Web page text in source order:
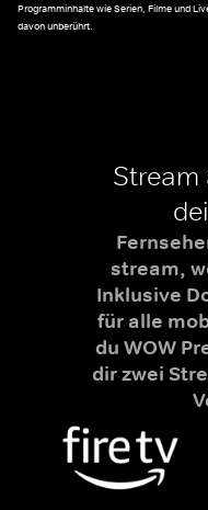
Programminhalte wie Serien, Filme und
davon unberührt.
Stream
stream,
Inklusive
für alle
du WOW
dir zwei